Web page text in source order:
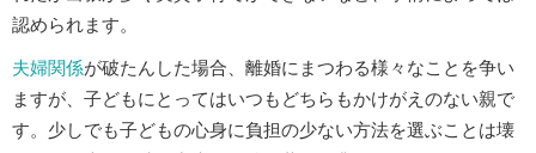
認められます。
夫婦関係が破たんした場合、離婚にまつわる様々なことを争い
ますが、子どもにとってはいつもどちらもかけがえのない親で
す。少しでも子どもの心身に負担の少ない方法を選ぶことは壊